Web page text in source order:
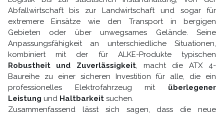
Abfallwirtschaft bis zur Landwirtschaft und sogar für
extremere Einsätze wie den Transport in bergigen
Gebieten oder über unwegsames Gelände. Seine
Anpassungsfähigkeit an unterschiedliche Situationen,
kombiniert mit der für ALKE-Produkte typischen
Robustheit und Zuverlässigkeit, macht die ATX 4-
Baureihe zu einer sicheren Investition für alle, die ein
professionelles Elektrofahrzeug mit überlegener
Leistung und Haltbarkeitsuchen.
Zusammenfassend lässt sich sagen, dass die neue